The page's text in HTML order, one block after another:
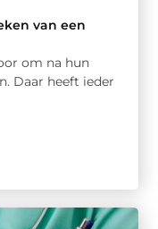
van een
om na hun
Daar heeft ieder